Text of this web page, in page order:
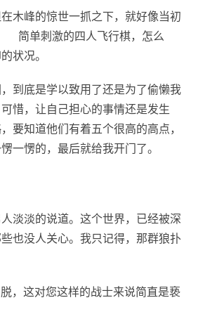
木峰的惊世一抓之下，就好像当初
简单刺激的四人飞行棋，怎么
状况。
到底是学以致用了还是为了偷懒我
惜，让自己担心的事情还是发生
要知道他们有着五个很高的高点，
一愣的，最后就给我开门了。
淡淡的说道。这个世界，已经被深
也没人关心。我只记得，那群狼扑
，这对您这样的战士来说简直是亵